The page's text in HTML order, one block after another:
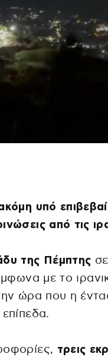
υπό
από τις
της Πέμπτης
με το
ώρα που η
τρεις